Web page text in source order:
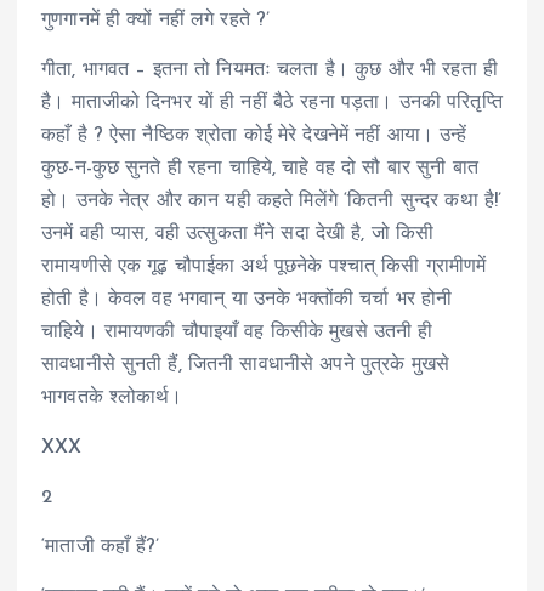
गुणगानमें ही क्यों नहीं लगे रहते ?’
गीता, भागवत – इतना तो नियमतः चलता है। कुछ और भी रहता ही
है। माताजीको दिनभर यों ही नहीं बैठे रहना पड़ता। उनकी परितृप्ति
कहाँ है ? ऐसा नैष्ठिक श्रोता कोई मेरे देखनेमें नहीं आया। उन्हें
कुछ-न-कुछ सुनते ही रहना चाहिये, चाहे वह दो सौ बार सुनी बात
हो। उनके नेत्र और कान यही कहते मिलेंगे ‘कितनी सुन्दर कथा है!’
उनमें वही प्यास, वही उत्सुकता मैंने सदा देखी है, जो किसी
रामायणीसे एक गूढ़ चौपाईका अर्थ पूछनेके पश्चात् किसी ग्रामीणमें
होती है। केवल वह भगवान् या उनके भक्तोंकी चर्चा भर होनी
चाहिये। रामायणकी चौपाइयाँ वह किसीके मुखसे उतनी ही
सावधानीसे सुनती हैं, जितनी सावधानीसे अपने पुत्रके मुखसे
भागवतके श्लोकार्थ।
XXX
2
‘माताजी कहाँ हैं?’